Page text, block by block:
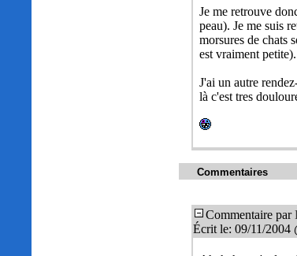
Je me retrouve
peau). Je me suis
morsures de chats
est vraiment petite).
J'ai un autre
là c'est tres
Commentaires
Commentaire par
Écrit le: 09/11/2004